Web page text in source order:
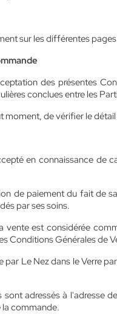
sur les différentes
des présentes
conclues entre les
moment, de vérifier le
en connaissance de
de paiement du fait de
par ses soins.
vente est considérée
Conditions Générales de
Le Nez dans le Verre
sont adressés à l'adresse
la commande.